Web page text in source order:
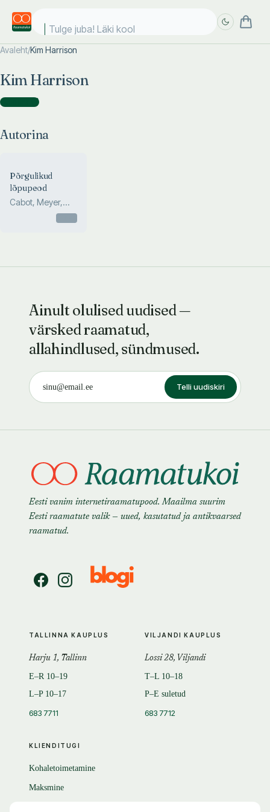
Tulge juba! Läki kooli
Avaleht/Kim Harrison
Kim Harrison
Autorina )
Autorina
Põrgulikud
lõpupeod
Cabot, Meyer,
Jaffe, Myracle,
Ainult olulised uudised —
värsked raamatud,
allahindlused, sündmused.
Telli uudiskiri
Eesti vanim internetiraamatupood. Maailma suurim
Eesti raamatute valik — uued, kasutatud ja antikvaarsed
raamatud.
KLIENDITUGI
Kohaletoimetamine
Maksmine
TALLINNA KAUPLUS
Harju 1, Tallinn
E–R 10–19
L–P 10–17
683 7711
VILJANDI KAUPLUS
Lossi 28, Viljandi
T–L 10–18
P–E suletud
683 7712